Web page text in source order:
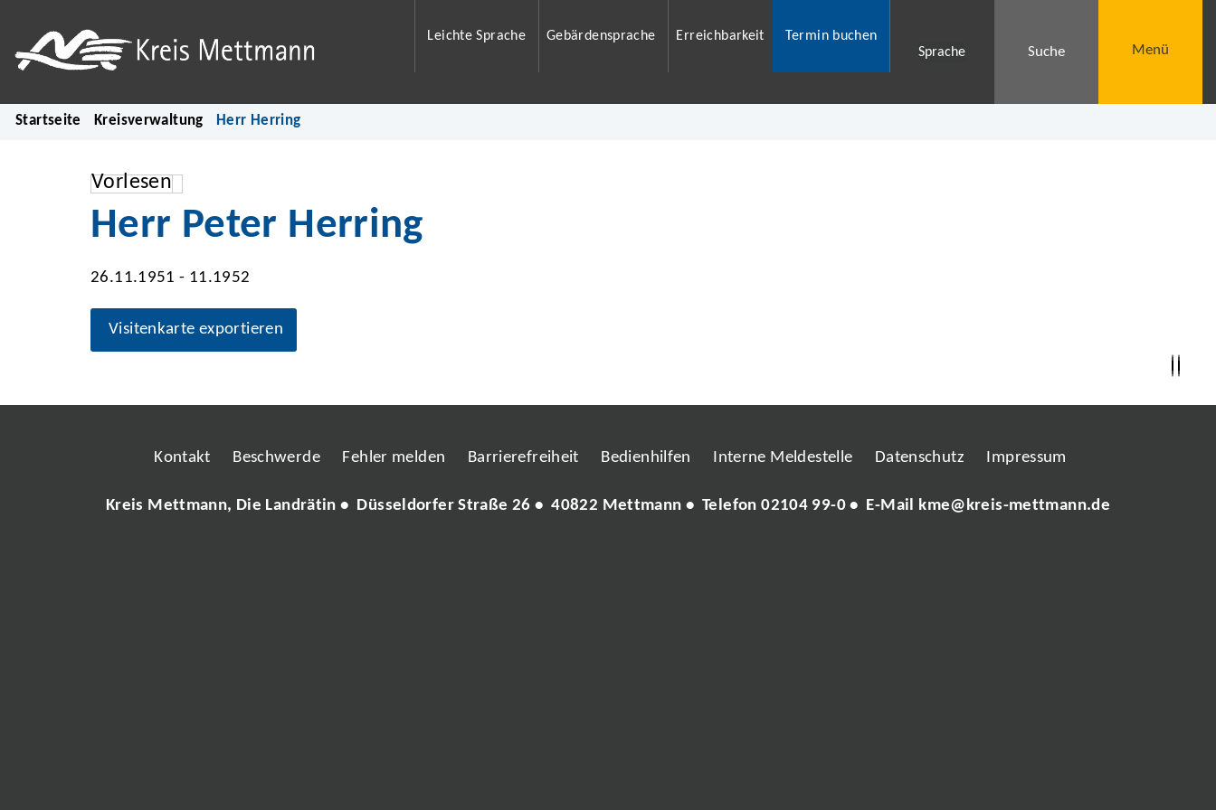
Leichte Sprache Gebärdensprache Erreichbarkeit
Termin buchen
Sprache
Suche Menü
Startseite Kreisverwaltung Herr Herring
Vorlesen
Herr Peter Herring
26.11.1951 - 11.1952
Visitenkarte exportieren
Kontakt Beschwerde Fehler melden Barrierefreiheit Bedienhilfen Interne Meldestelle Datenschutz Impressum
Kreis Mettmann, Die Landrätin • Düsseldorfer Straße 26 • 40822 Mettmann • Telefon02104 99-0• E-Mail kme@kreis-mettmann.de